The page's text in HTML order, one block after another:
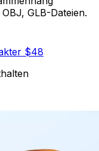
GLB-Dateien.
$48